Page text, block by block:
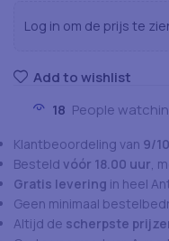
Log in om de prijs te
Add to wishlist
18 People
Klantbeoordeling van 9/10
Besteld vóór 18.00 uur,
Gratis levering in heel
Geen minimaal
Altijd de scherpste